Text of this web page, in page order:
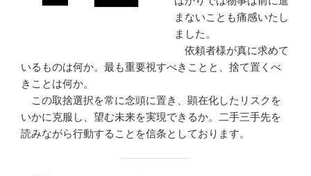
まないことも痛感いたし
ました。
依頼者様が真に求めて
いるものは何か。最も重要視すべきことと、捨て置くべ
きことは何か。
この取捨選択を常に念頭に置き、顕在化したリスクを
いかに克服し、望む未来を実現できるか。二手三手先を
読みながら行動することを信条としております。